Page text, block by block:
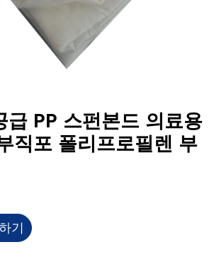
급 PP 스펀본드 의료용
직포 폴리프로필렌 부
기